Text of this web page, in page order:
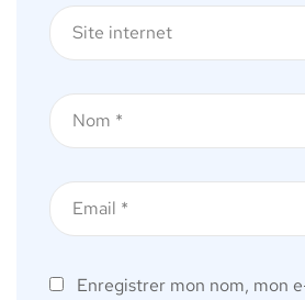
Enregistrer mon nom, mon